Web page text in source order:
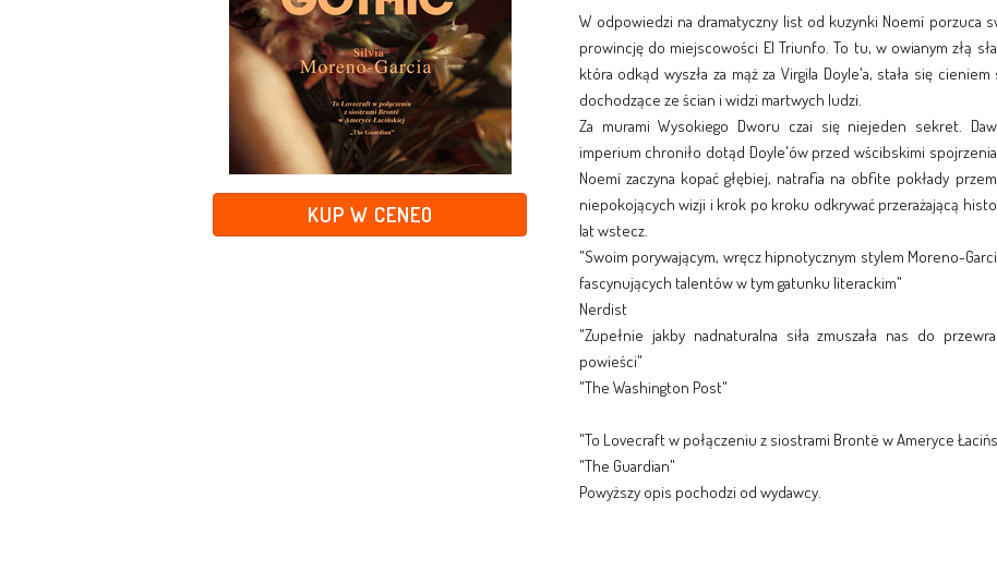
KUP W CENEO
W odpowiedzi na dramatyczny list od kuzynki Noemí porzuca
prowincję do miejscowości El Triunfo. To tu, w owianym złą
która odkąd wyszła za mąż za Virgila Doyle'a, stała się
dochodzące ze ścian i widzi martwych ludzi.
Za murami Wysokiego Dworu czai się niejeden sekret.
imperium chroniło dotąd Doyle'ów przed wścibskimi
Noemí zaczyna kopać głębiej, natrafia na obfite pokłady
niepokojących wizji i krok po kroku odkrywać przerażającą
lat wstecz.
"Swoim porywającym, wręcz hipnotycznym stylem Moreno-
fascynujących talentów w tym gatunku literackim"
Nerdist
"Zupełnie jakby nadnaturalna siła zmuszała nas do
powieści"
"The Washington Post"
"To Lovecraft w połączeniu z siostrami Brontë w Ameryce
"The Guardian"
Powyższy opis pochodzi od wydawcy.